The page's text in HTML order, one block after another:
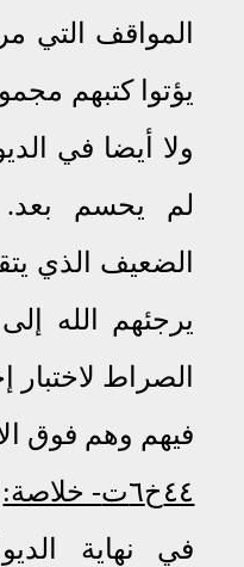
المواقف التي
يؤتوا كتبهم
ولا أيضا في
لم يحسم
الضعيف الذي
يرجئهم الله
الصراط
فيهم وهم فوق
٤٤خ٦ت
- خلاصة:
في نهاية